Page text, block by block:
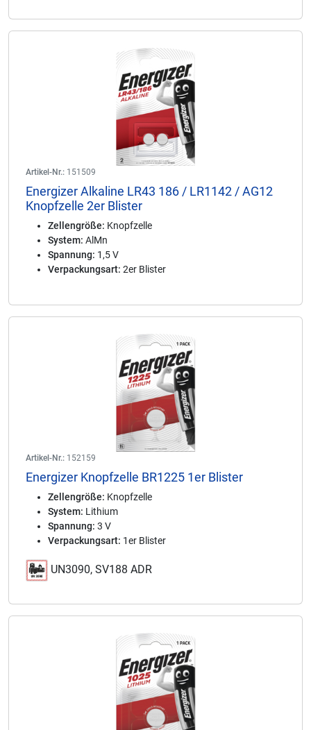
Artikel-Nr.: 151509
Energizer Alkaline LR43 186 / LR1142 / AG12
Knopfzelle 2er Blister
Zellengröße: Knopfzelle
System: AlMn
Spannung: 1,5 V
Verpackungsart: 2er Blister
Artikel-Nr.: 152159
Energizer Knopfzelle BR1225 1er Blister
Zellengröße: Knopfzelle
System: Lithium
Spannung: 3 V
Verpackungsart: 1er Blister
UN3090, SV188 ADR